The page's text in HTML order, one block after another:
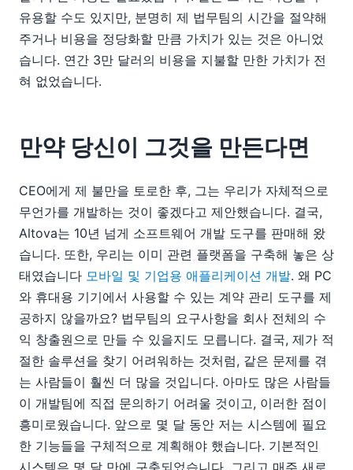
유용할 수도 있지만, 분명히 제 법무팀의 시간을 절약해
주거나 비용을 정당화할 만큼 가치가 있는 것은 아니었
습니다. 연간 3만 달러의 비용을 지불할 만한 가치가 전
혀 없었습니다.
만약 당신이 그것을 만든다면
CEO에게 제 불만을 토로한 후, 그는 우리가 자체적으로
무언가를 개발하는 것이 좋겠다고 제안했습니다. 결국,
Altova는 10년 넘게 소프트웨어 개발 도구를 판매해 왔
습니다. 또한, 우리는 이미 관련 플랫폼을 구축해 놓은 상
태였습니다 모바일 및 기업용 애플리케이션 개발. 왜 PC
와 휴대용 기기에서 사용할 수 있는 계약 관리 도구를 제
공하지 않을까요? 법무팀의 요구사항을 회사 전체의 수
익 창출원으로 만들 수 있을지도 모릅니다. 결국, 제가 적
절한 솔루션을 찾기 어려워하는 것처럼, 같은 문제를 겪
는 사람들이 훨씬 더 많을 것입니다. 아마도 많은 사람들
이 개발팀에 직접 문의하기 어려울 것이고, 이러한 점이
흥미로웠습니다. 앞으로 몇 달 동안 저는 시스템에 필요
한 기능들을 구체적으로 계획해야 했습니다. 기본적인
시스템은 몇 달 만에 구축되었습니다. 그리고 매주 새로